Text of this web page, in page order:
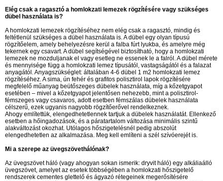
Elég csak a ragasztó a homlokzati lemezek rögzítésére vagy szükséges
dübel használata is?
A homlokzati lemezek rögzítéséhez nem elég csak a ragasztó, mindig és
feltétlenül szükséges a dübel használata is. A dübel egy olyan típusú
rögzítőelem, amely behelyezésre kerül a falba fúrt lyukba, és amelyre még
tekernek egy csavart. A dübel segítségével biztosítható, hogy a homlokzati
lemezek ne mozduljanak el vagy esetleg ne essenek le a falról. A dübel mérete
és mennyisége függ a homlokzati lemez típusától, vastagságától és a falazat
anyagától. Anyagszükséglet: általában 4-6 dübel 1 m2 homlokzati lemez
rögzítéséhez. A sima, ún fehér és grafitos polisztirol lapok rögzítésére
megfelelő műanyag beütőszeges dübelek használata, míg a kőzetgyapot
esetében – mivel a kőzetgyapot jelentősen nehezebb, mint a polisztirol-
fémszeges vagy csavaros, adott esetben fémszálas dübelek használata
célszerű, ezek ugyanis nagyobb rögzítőerővel rendelkeznek.
Ahogy említettük, elengedhetetlennek tartjuk a dübelek használatát. Ellenkező
esetben a hőingadozások, és a páratartalom változása minimális szintű
alakváltozást okozhat. Utólagos hőszigetelésnél pedig abszolút
elengedhetetlen az alkalmazása. Meg kell említeni a szél szívóerejét is.
Mi a szerepe az üvegszövethálónak?
Az üvegszövet háló (vagy ahogyan sokan ismerik: dryvit háló) egy alkáliaálló
üvegszövet, amelyet az esetek többségében a homlokzati hőszigetelő
rendszerek cementes glettelő és ágyazó rétegeinek megerősítésére